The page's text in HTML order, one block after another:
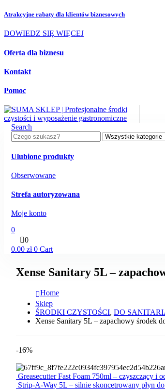
Atrakcyjne rabaty dla klientów biznesowych
DOWIEDZ SIĘ WIĘCEJ
Oferta dla biznesu
Kontakt
Pomoc
Search
Ulubione produkty
Obserwowane
Strefa autoryzowana
Moje konto
0
0
0.00 zł 0 Cart
Xense Sanitary 5L –
Home
Sklep
ŚRODKI CZYSTOŚCI, DO
Xense Sanitary 5L – zapachowy środek
-16%
Greasecutter Fast Foam 750ml – czyszczący i
Strip-A-Way 5L – silnie skoncetrowany płyn